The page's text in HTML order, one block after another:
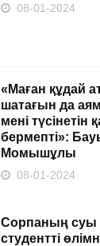
08-01-2024
«Маған құдай
шатағын да
мені түсінетін
бермепті»:
Момышұлы
08-01-2024
Сорпаның суы
студентті